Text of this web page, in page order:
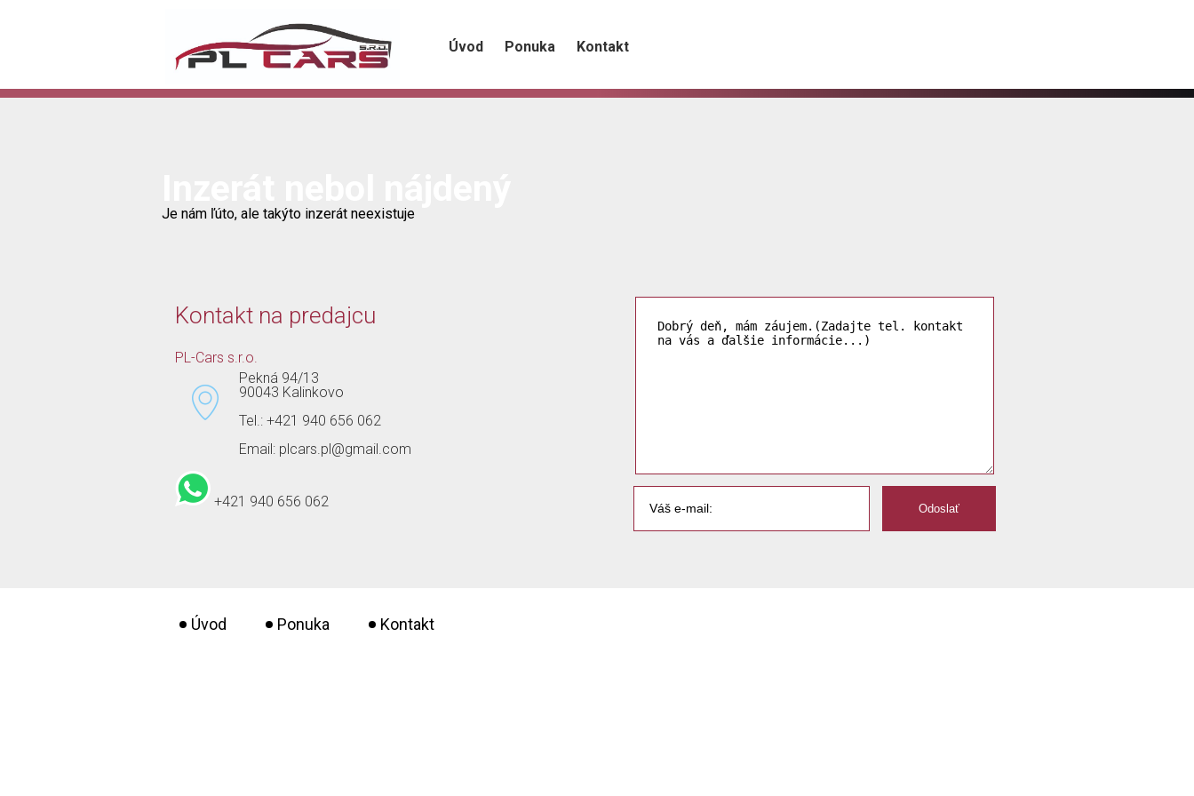
Úvod Ponuka Kontakt
Je nám ľúto, ale takýto inzerát neexistuje
Kontakt na predajcu
PL-Cars s.r.o.
Pekná 94/13
90043 Kalinkovo
Tel.: +421 940 656 062
Email: plcars.pl@gmail.com
+421 940 656 062
Úvod Ponuka Kontakt